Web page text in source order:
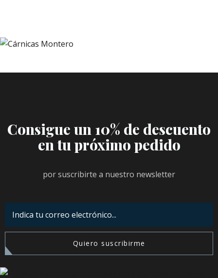
Consigue un 10% de descuento
en tu próximo pedido
por suscribirte a nuestro newsletter
Quiero suscribirme